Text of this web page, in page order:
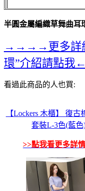
半圓金屬編織草舞曲耳
→→→→更多詳細
環”介紹請點
看過此商品的人也買:
【Lockers 木櫃】 復古
套裝L-3色(藍色
>>點我看更多詳